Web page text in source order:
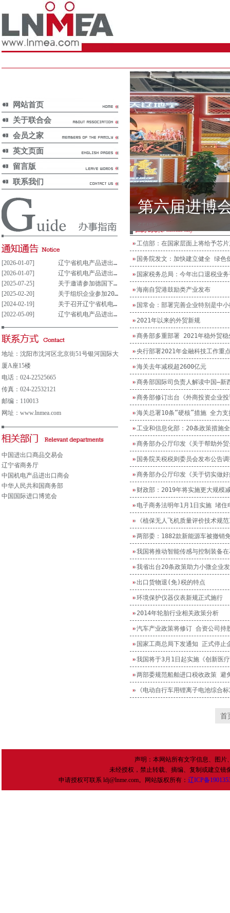
网站首页
关于联合会
会员之家
英文页面
留言版
联系我们
第六届进博
[2026-01-07]
辽宁省机电产品进出口企业联合会党支部参与重大事项决策管理制度(试行)
[2026-01-07]
辽宁省机电产品进出口企业联合会党组织参与决策重大事项清单(试行)
[2025-07-25]
关于邀请参加德国下萨克森州走进中德园活动暨德国汉诺威工业博览会说明会的通知
[2025-02-20]
关于组织企业参加2025年意大利博洛尼亚国际汽车保养、轮胎及维修展览会的通知
[2024-02-19]
关于召开辽宁省机电产品进出口企业 联合会第五届会员大会的通知
[2022-05-09]
辽宁省机电产品进出口企业联合会会费及其他收费公示表
地址：沈阳市沈河区北京街51号银河国际大
厦A座15楼
电话：024-22525665
传真：024-22532121
邮编：110013
网址：www.lnmea.com
中国进出口商品交易会
辽宁省商务厅
中国机电产品进出口商会
中华人民共和国商务部
中国国际进口博览会
National Policy
工信部：在国家层面上将给予芯
国务院发文：加快建立健全 绿色
国家税务总局：今年出口退税业
海南自贸港鼓励类产业发布
国常会：部署完善企业特别是中
2021年以来的外贸新规
商务部多重部署 2021年稳外贸稳
央行部署2021年金融科技工作重
海关去年减税超2600亿元
商务部国际司负责人解读中国—
商务部修订出台《外商投资企业
海关总署10条“硬核”措施 全力支
工业和信息化部：20条政策措施
商务部办公厅印发《关于帮助外
国务院关税税则委员会发布公告
财政部：2019年将实施更大规模
电子商务法明年1月1日实施 堵住
《植保无人飞机质量评价技术规
两部委：1882款新能源车被撤销
我国将推动智能传感与控制装备
我省出台20条政策助力小微企业
出口货物退(免)税的特点
环境保护仪器仪表新规正式施行
2014年轮胎行业相关政策分析
汽车产业政策将修订 合资公司持
国家工商总局下发通知 正式停止
我国将于3月1日起实施《创新医
两部委规范船舶进口税收政策 避
《电动自行车用锂离子电池综合
首
声明：本网站所有文字信息、图
未经授权，禁止转载、摘编、复制或建立
申请授权可联系 ldj@lnme.com。网站版权所有： 辽ICP备